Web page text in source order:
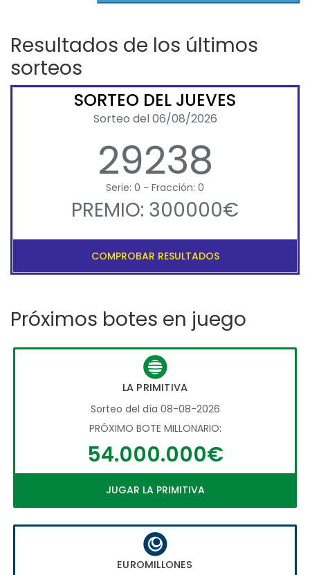
Resultados de los últimos
sorteos
SORTEO DEL JUEVES
Sorteo del 06/08/2026
29238
Serie: 0 - Fracción: 0
PREMIO: 300000€
COMPROBAR RESULTADOS
Próximos botes en juego
LA PRIMITIVA
Sorteo del día 08-08-2026
PRÓXIMO BOTE MILLONARIO:
54.000.000€
JUGAR LA PRIMITIVA
EUROMILLONES